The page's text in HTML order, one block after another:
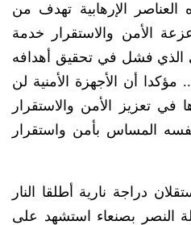
الإرهابية تهدف من
الأمن والاستقرار خدمة
الذي فشل في تحقيق أهدافه
أن الأجهزة الأمنية لن
في تعزيز الأمن والاستقرار
المساس بأمن واستقرار
دراجة نارية أطلقا النار
النصر بصنعاء استشهد على